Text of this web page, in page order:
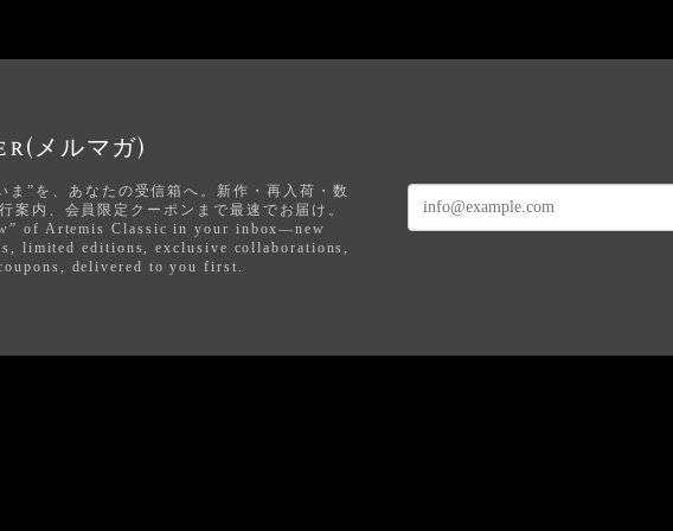
ルマガ)
”を、あなたの受信箱へ。新作・再入荷・数
案内、会員限定クーポンまで最速でお届け。
of Artemis Classic in your inbox—new
limited editions, exclusive collaborations,
delivered to you first.